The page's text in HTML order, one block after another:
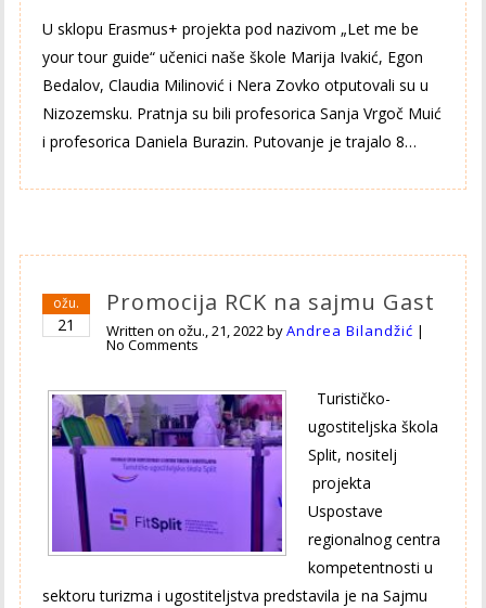
U sklopu Erasmus+ projekta pod nazivom „Let me be
your tour guide“ učenici naše škole Marija Ivakić, Egon
Bedalov, Claudia Milinović i Nera Zovko otputovali su u
Nizozemsku. Pratnja su bili profesorica Sanja Vrgoč Muić
i profesorica Daniela Burazin. Putovanje je trajalo 8…
ožu.
21
Promocija RCK na sajmu Gast
Written onožu., 21, 2022byAndrea Bilandžić |
No Comments
Turističko-
ugostiteljska škola
Split, nositelj
projekta
Uspostave
regionalnog centra
kompetentnosti u
sektoru turizma i ugostiteljstva predstavila je na Sajmu